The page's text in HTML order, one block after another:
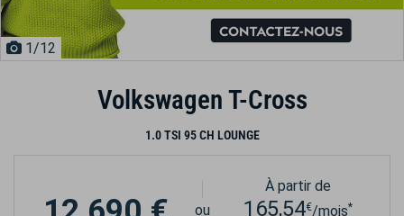
1/12
Volkswagen T-Cross
1.0 TSI 95 CH LOUNGE
ou
À partir de
165,54€/mois*